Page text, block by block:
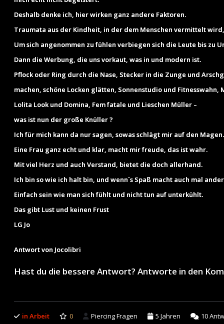
Deshalb denke ich, hier wirken ganz andere Faktoren.
Traumata aus der Kindheit, in der dem Menschen vermittelt
Um sich angenommen zu fühlen verbiegen sich die Leute bis zu
Dann die Werbung, die uns vorkaut, was in und modern ist.
Pflock oder Ring durch die Nase, Stecker in die Zunge und
machen, schöne Locken glätten, Sonnenstudio und Fitnesswahn,
Lolita Look und Domina, Fem fatale und Lieschen Müller –
was ist nun der große Knüller ?
Ich für mich kann da nur sagen, sowas schlägt mir auf den Magen.
Eine Frau ganz echt und klar, macht mir freude, das ist wahr.
Mit viel Herz und auch Verstand, bietet die doch allerhand.
Ich bin so wie ich halt bin, und wenn´s Spaß macht auch mal
Einfach sein wie man sich fühlt und nicht tun auf unterkühlt.
Das gibt Lust und keinen Frust
LG Jo
Antwort von Jocolibri
Hast du die bessere Antwort? Antworte in den
in Arbeit 0 Piercing Fragen 5 Jahren 10